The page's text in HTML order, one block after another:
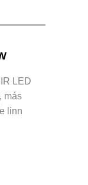
LED
más
linn